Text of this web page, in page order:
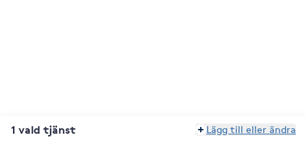
1 vald tjänst Lägg till eller ändra